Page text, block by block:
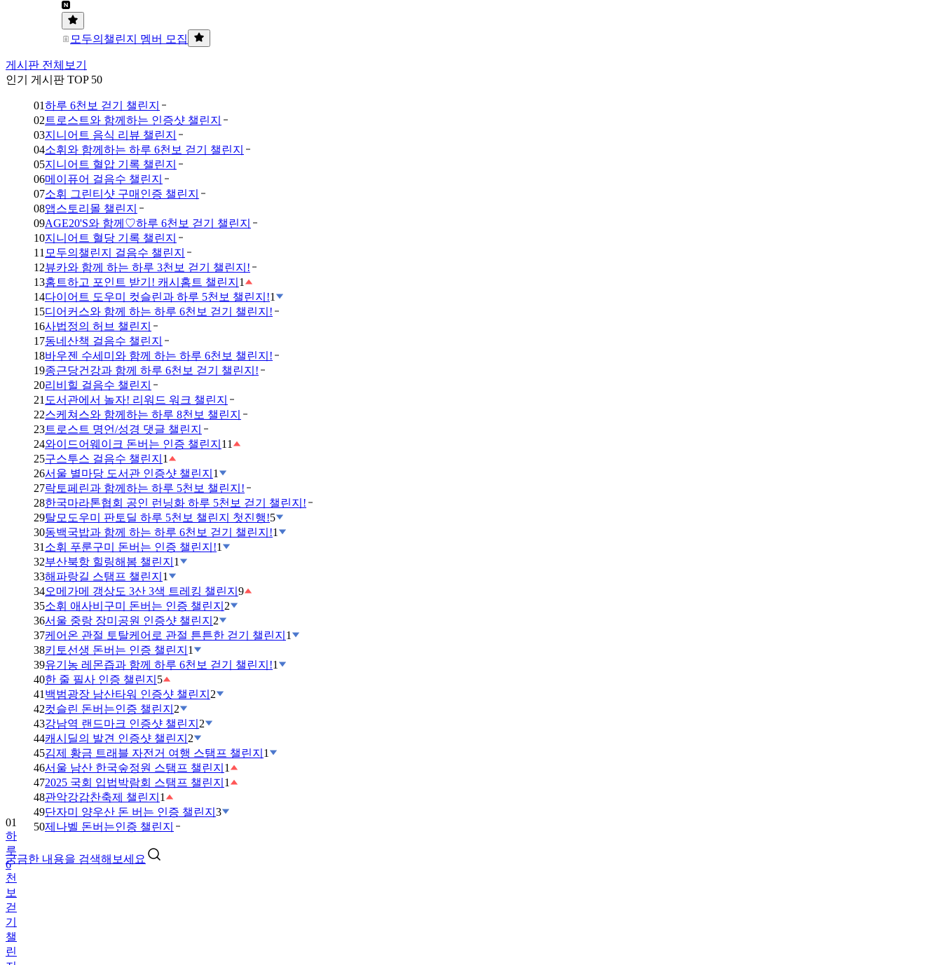
모두의챌린지 멤버 모집
게시판 전체보기
인기 게시판 TOP 50
01하루 6천보 걷기 챌린지
02 트로스트와 함께하는 인증샷 챌린지
03지니어트 음식 리뷰 챌린지
04소휘와 함께하는 하루 6천보 걷기 챌린지
05지니어트 혈압 기록 챌린지
06메이퓨어 걸음수 챌린지
07소휘 그린티샷 구매인증 챌린지
08앱스토리몰 챌린지
09AGE20'S와 함께♡하루 6천보 걷기 챌린지
10지니어트 혈당 기록 챌린지
11 모두의챌린지 걸음수 챌린지
12뷰카와 함께 하는 하루 3천보 걷기 챌린지!
13홈트하고 포인트 받기! 캐시홈트 챌린지 1
14다이어트 도우미 컷슬린과 하루 5천보 챌린지!1
15디어커스와 함께 하는 하루 6천보 걷기 챌린지!
16사법정의 허브 챌린지
17동네산책 걸음수 챌린지
18바우젠 수세미와 함께 하는 하루 6천보 챌린지!
19종근당건강과 함께 하루 6천보 걷기 챌린지!
20리비힐 걸음수 챌린지
21 도서관에서 놀자! 리워드 워크 챌린지
22스케쳐스와 함께하는 하루 8천보 챌린지
23트로스트 명언/성경 댓글 챌린지
24와이드어웨이크 돈버는 인증 챌린지 11
25구스투스 걸음수 챌린지 1
26서울 별마당 도서관 인증샷 챌린지 1
27락토페린과 함께하는 하루 5천보 챌린지!
28한국마라톤협회 공인 런닝화 하루 5천보 걷기 챌린지!
29탈모도우미 판토딜 하루 5천보 챌린지 첫진행!5
30동백국밥과 함께 하는 하루 6천보 걷기 챌린지!1
31 소휘 푸룬구미 돈버는 인증 챌린지!1
32부산북항 힐링해봄 챌린지 1
33해파랑길 스탬프 챌린지 1
34오메가메 갱상도 3산 3색 트레킹 챌린지 9
35소휘 애사비구미 돈버는 인증 챌린지 2
36서울 중랑 장미공원 인증샷 챌린지 2
37케어온 관절 토탈케어로 관절 튼튼한 걷기 챌린지 1
38키토선생 돈버는 인증 챌린지 1
39유기농 레몬즙과 함께 하루 6천보 걷기 챌린지!1
40한 줄 필사 인증 챌린지 5
41 백범광장 남산타워 인증샷 챌린지 2
42컷슬린 돈버는인증 챌린지 2
43강남역 랜드마크 인증샷 챌린지 2
44캐시딜의 발견 인증샷 챌린지 2
45김제 황금 트래블 자전거 여행 스탬프 챌린지 1
46서울 남산 한국숲정원 스탬프 챌린지 1
472025 국회 입법박람회 스탬프 챌린지 1
48관악강감찬축제 챌린지 1
49단자미 양우산 돈 버는 인증 챌린지 3
50제나벨 돈버는인증 챌린지
궁금한 내용을 검색해보세요
01
하
루
6
천
보
걷
기
챌
린